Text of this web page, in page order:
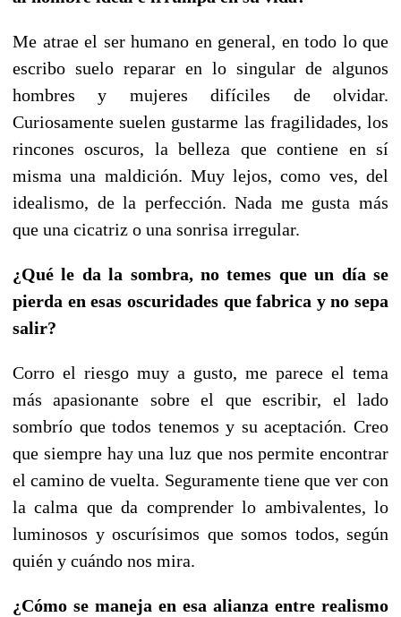
Me atrae el ser humano en general, en todo lo que
escribo suelo reparar en lo singular de algunos
hombres y mujeres difíciles de olvidar.
Curiosamente suelen gustarme las fragilidades, los
rincones oscuros, la belleza que contiene en sí
misma una maldición. Muy lejos, como ves, del
idealismo, de la perfección. Nada me gusta más
que una cicatriz o una sonrisa irregular.
¿Qué le da la sombra, no temes que un día se
pierda en esas oscuridades que fabrica y no sepa
salir?
Corro el riesgo muy a gusto, me parece el tema
más apasionante sobre el que escribir, el lado
sombrío que todos tenemos y su aceptación. Creo
que siempre hay una luz que nos permite encontrar
el camino de vuelta. Seguramente tiene que ver con
la calma que da comprender lo ambivalentes, lo
luminosos y oscurísimos que somos todos, según
quién y cuándo nos mira.
¿Cómo se maneja en esa alianza entre realismo